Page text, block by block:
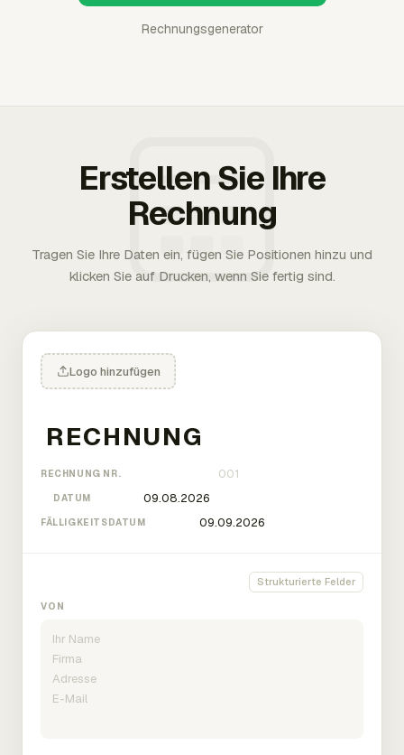
Rechnungsgenerator
Erstellen Sie Ihre
Rechnung
Tragen Sie Ihre Daten ein, fügen Sie Positionen hinzu und
klicken Sie auf Drucken, wenn Sie fertig sind.
Logo hinzufügen
RECHNUNG NR.
DATUM
FÄLLIGKEITSDATUM
Strukturierte Felder
VON